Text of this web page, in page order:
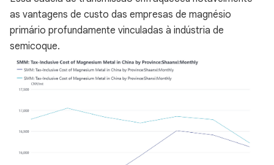
as vantagens de custo das empresas de magnésio
primário profundamente vinculadas à indústria de
semicoque.